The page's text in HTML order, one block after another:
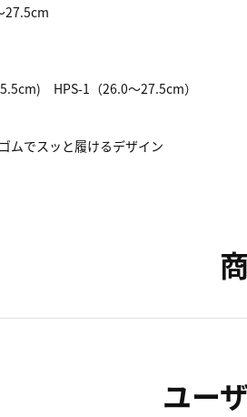
27.5cm
HPS-1（26.0～27.5cm）
ムでスッと履けるデザイン
ユー